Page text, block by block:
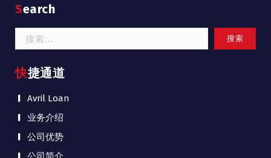
Search
索：
快捷通道
Avril Loan
业务介绍
公司优势